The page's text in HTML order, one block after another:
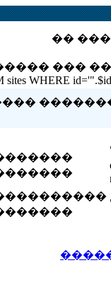
��
��� ������
sites WHERE